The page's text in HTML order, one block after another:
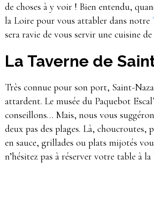
de choses à y voir ! Bien entendu,
la Loire pour vous attabler dans notre
sera ravie de vous servir une cuisine
La Taverne de
Très connue pour son port, Saint-
attardent. Le musée du Paquebot
conseillons… Mais, nous vous
deux pas des plages. Là,
en sauce, grillades ou plats mijotés
n’hésitez pas à réserver votre table à la